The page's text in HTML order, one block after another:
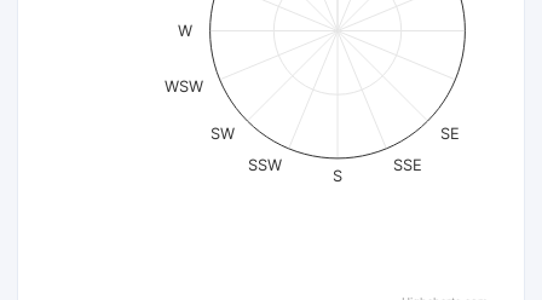
SE
SSE
S
SSW
SW
WSW
W